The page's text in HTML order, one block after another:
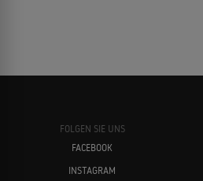
FOLGEN SIE UNS
FACEBOOK
INSTAGRAM